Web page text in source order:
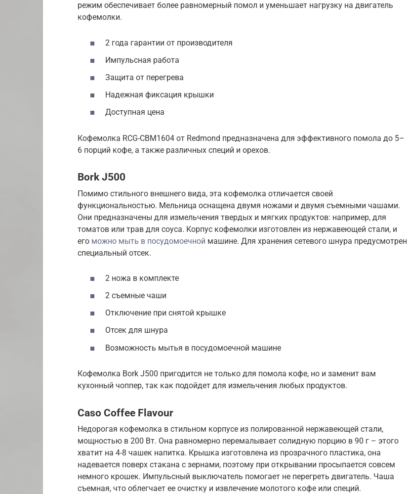
режим обеспечивает более равномерный помол и уменьшает нагрузку на двигатель
кофемолки.
2 года гарантии от производителя
Импульсная работа
Защита от перегрева
Надежная фиксация крышки
Доступная цена
Кофемолка RCG-CBM1604 от Redmond предназначена для эффективного помола до 5–
6 порций кофе, а также различных специй и орехов.
Bork J500
Помимо стильного внешнего вида, эта кофемолка отличается своей
функциональностью. Мельница оснащена двумя ножами и двумя съемными чашами.
Они предназначены для измельчения твердых и мягких продуктов: например, для
томатов или трав для соуса. Корпус кофемолки изготовлен из нержавеющей стали, и
его можно мыть в посудомоечной машине. Для хранения сетевого шнура предусмотрен
специальный отсек.
2 ножа в комплекте
2 съемные чаши
Отключение при снятой крышке
Отсек для шнура
Возможность мытья в посудомоечной машине
Кофемолка Bork J500 пригодится не только для помола кофе, но и заменит вам
кухонный чоппер, так как подойдет для измельчения любых продуктов.
Caso Coffee Flavour
Недорогая кофемолка в стильном корпусе из полированной нержавеющей стали,
мощностью в 200 Вт. Она равномерно перемалывает солидную порцию в 90 г – этого
хватит на 4-8 чашек напитка. Крышка изготовлена из прозрачного пластика, она
надевается поверх стакана с зернами, поэтому при открывании просыпается совсем
немного крошек. Импульсный выключатель помогает не перегреть двигатель. Чаша
съемная, что облегчает ее очистку и извлечение молотого кофе или специй.